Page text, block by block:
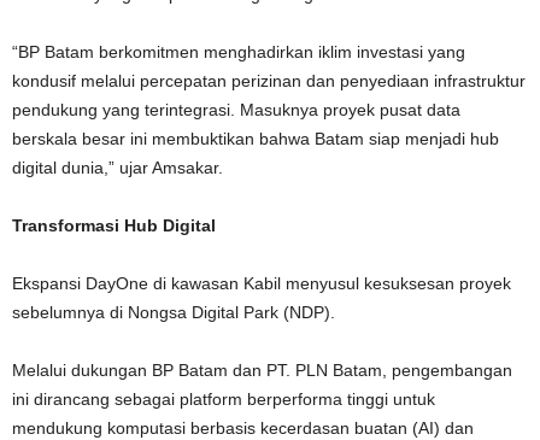
“BP Batam berkomitmen menghadirkan iklim investasi yang
kondusif melalui percepatan perizinan dan penyediaan infrastruktur
pendukung yang terintegrasi. Masuknya proyek pusat data
berskala besar ini membuktikan bahwa Batam siap menjadi hub
digital dunia,” ujar Amsakar.
Transformasi Hub Digital
Ekspansi DayOne di kawasan Kabil menyusul kesuksesan proyek
sebelumnya di Nongsa Digital Park (NDP).
Melalui dukungan BP Batam dan PT. PLN Batam, pengembangan
ini dirancang sebagai platform berperforma tinggi untuk
mendukung komputasi berbasis kecerdasan buatan (AI) dan